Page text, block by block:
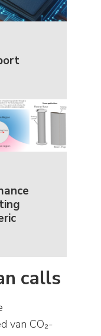
calls
van CO₂-